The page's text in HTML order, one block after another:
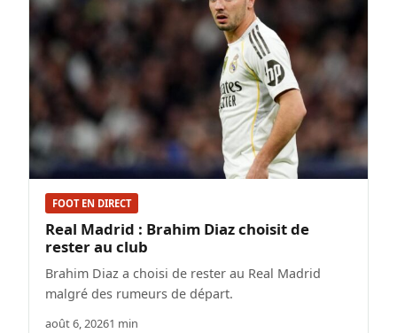
FOOT EN DIRECT
Real Madrid : Brahim Diaz choisit de
rester au club
Brahim Diaz a choisi de rester au Real Madrid
malgré des rumeurs de départ.
août 6, 20261 min